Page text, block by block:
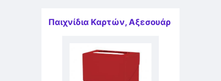
Παιχνίδια Καρτών, Αξεσουάρ